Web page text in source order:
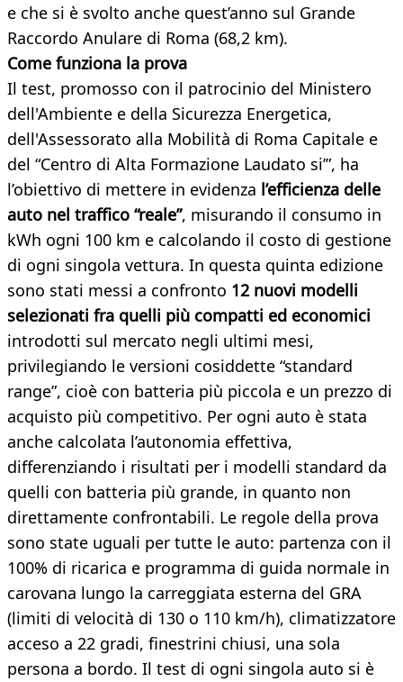
e che si è svolto anche quest’anno sul Grande
Raccordo Anulare di Roma (68,2 km).
Come funziona la prova
Il test, promosso con il patrocinio del Ministero
dell'Ambiente e della Sicurezza Energetica,
dell'Assessorato alla Mobilità di Roma Capitale e
del “Centro di Alta Formazione Laudato si’”, ha
l’obiettivo di mettere in evidenza l’efficienza delle
auto nel traffico “reale”, misurando il consumo in
kWh ogni 100 km e calcolando il costo di gestione
di ogni singola vettura. In questa quinta edizione
sono stati messi a confronto 12 nuovi modelli
selezionati fra quelli più compatti ed economici
introdotti sul mercato negli ultimi mesi,
privilegiando le versioni cosiddette “standard
range”, cioè con batteria più piccola e un prezzo di
acquisto più competitivo. Per ogni auto è stata
anche calcolata l’autonomia effettiva,
differenziando i risultati per i modelli standard da
quelli con batteria più grande, in quanto non
direttamente confrontabili. Le regole della prova
sono state uguali per tutte le auto: partenza con il
100% di ricarica e programma di guida normale in
carovana lungo la carreggiata esterna del GRA
(limiti di velocità di 130 o 110 km/h), climatizzatore
acceso a 22 gradi, finestrini chiusi, una sola
persona a bordo. Il test di ogni singola auto si è